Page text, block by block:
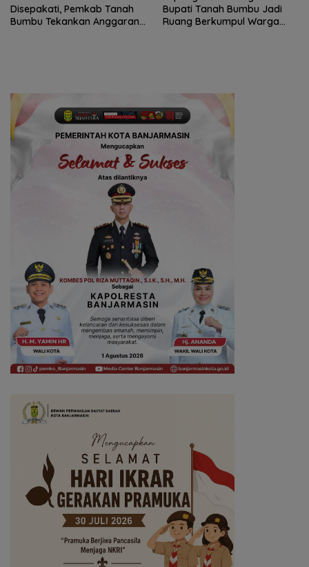
Disepakati, Pemkab Tanah
Bumbu Tekankan Anggaran
Bupati Tanah Bumbu Jadi
Ruang Berkumpul Warga